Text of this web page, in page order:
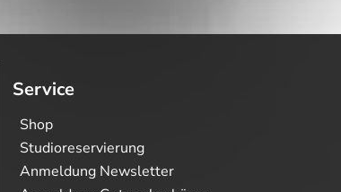
Service
Shop
Studioreservierung
Anmeldung Newsletter